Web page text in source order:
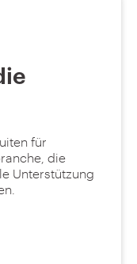
für
die
Unterstützung